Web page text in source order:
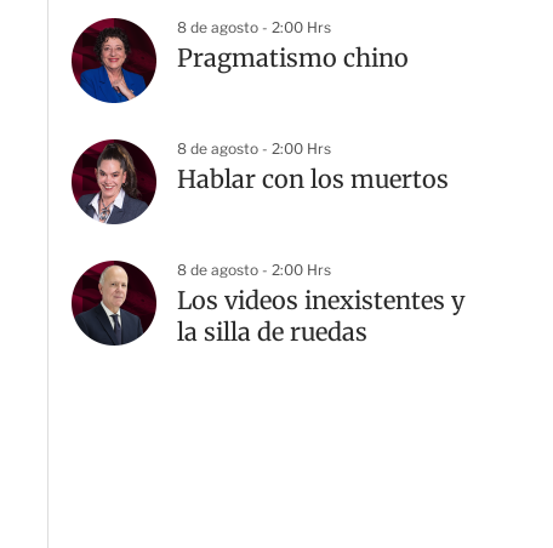
8 de agosto - 2:00 Hrs
Pragmatismo chino
8 de agosto - 2:00 Hrs
Hablar con los muertos
8 de agosto - 2:00 Hrs
Los videos inexistentes y
la silla de ruedas